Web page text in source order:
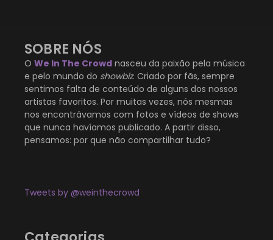
SOBRE NÓS
O We In The Crowd nasceu da paixão pela música
e pelo mundo do showbiz. Criado por fãs, sempre
sentimos falta de conteúdo de alguns dos nossos
artistas favoritos. Por muitas vezes, nós mesmas
nos encontrávamos com fotos e vídeos de shows
que nunca havíamos publicado. A partir disso,
pensamos: por que não compartilhar tudo?
Tweets by @weinthecrowd